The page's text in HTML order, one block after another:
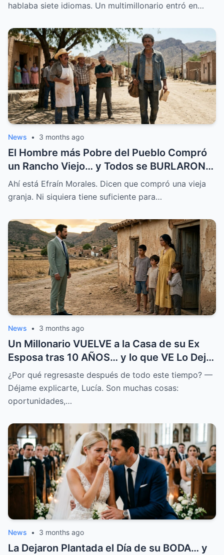
hablaba siete idiomas. Un multimillonario entró en…
News • 3 months ago
El Hombre más Pobre del Pueblo Compró
un Rancho Viejo… y Todos se BURLARON,
Hasta que Pasó Esto
Ahí está Efraín Morales. Dicen que compró una vieja
granja. Ni siquiera tiene suficiente para…
News • 3 months ago
Un Millonario VUELVE a la Casa de su Ex
Esposa tras 10 AÑOS… y lo que VE Lo Deja
en SHOCK
¿Por qué regresaste después de todo este tiempo? —
Déjame explicarte, Lucía. Son muchas cosas:
oportunidades,…
News • 3 months ago
La Dejaron Plantada el Día de su BODA… y